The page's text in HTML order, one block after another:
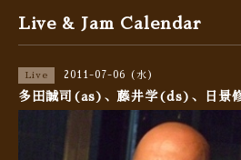
Live & Jam Calendar
Live 2011-07-06 (水)
多田誠司(as)、藤井学(ds)、日景